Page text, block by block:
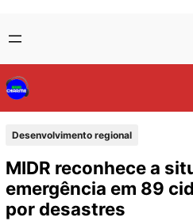
para
o
conteúdo
to
content
Desenvolvimento regional
MIDR reconhece a
emergência em 89
por desastres